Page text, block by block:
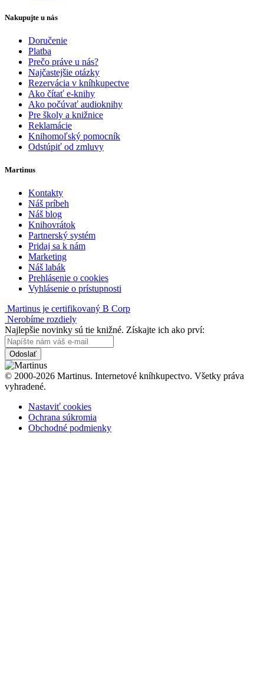
Nakupujte u nás
Doručenie
Platba
Prečo práve u nás?
Najčastejšie otázky
Rezervácia v kníhkupectve
Ako čítať e-knihy
Ako počúvať audioknihy
Pre školy a knižnice
Reklamácie
Knihomoľský pomocník
Odstúpiť od zmluvy
Martinus
Kontakty
Náš príbeh
Náš blog
Knihovrátok
Partnerský systém
Pridaj sa k nám
Marketing
Náš labák
Prehlásenie o cookies
Vyhlásenie o prístupnosti
Martinus je certifikovaný B Corp
Nerobíme rozdiely
Najlepšie novinky sú tie knižné. Získajte ich ako prví:
Odoslať
© 2000-2026 Martinus. Internetové kníhkupectvo. Všetky práva
vyhradené.
Nastaviť cookies
Ochrana súkromia
Obchodné podmienky